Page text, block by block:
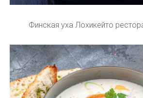
Финская уха Лохикейто